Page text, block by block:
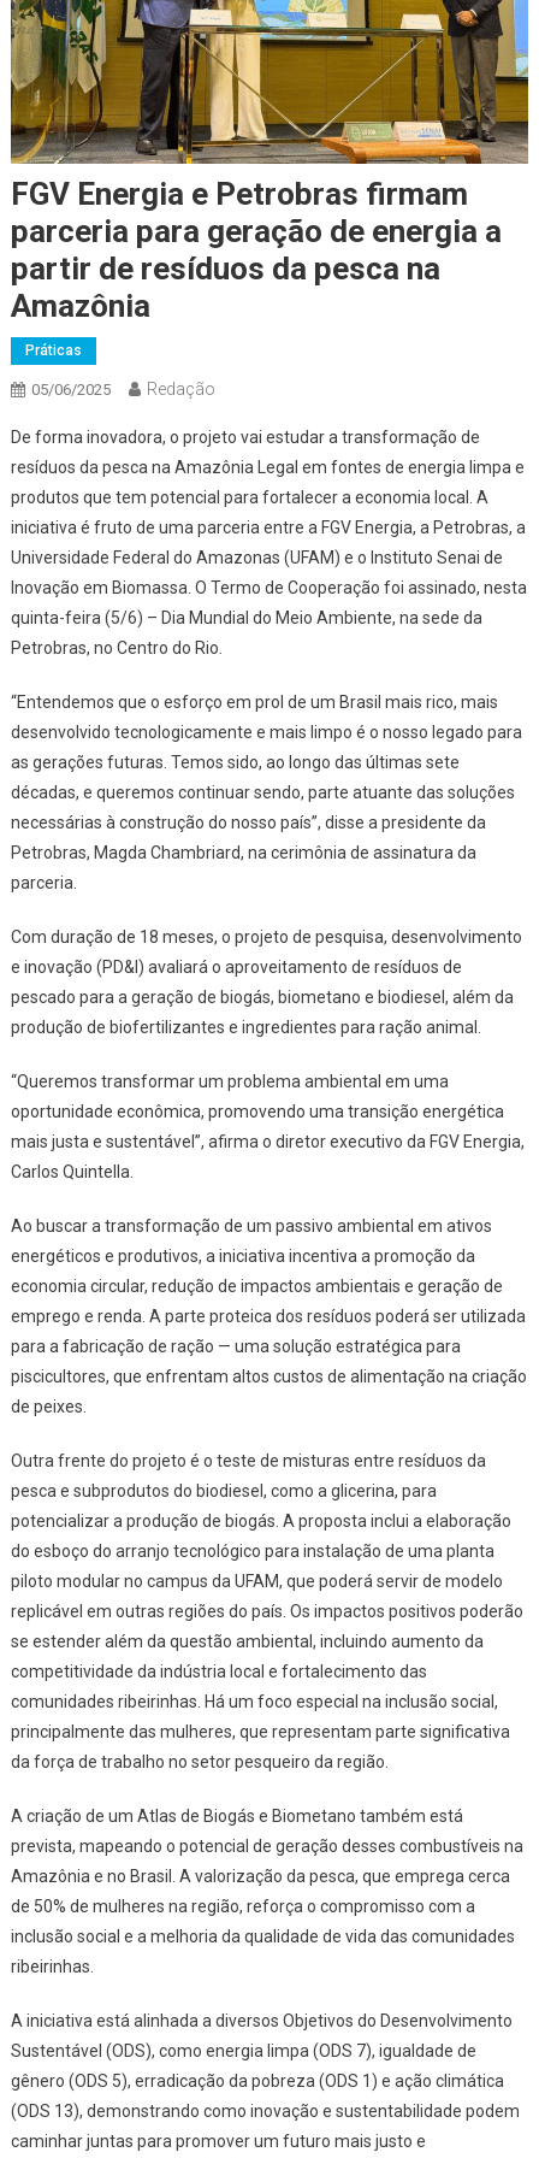
FGV Energia e Petrobras firmam
parceria para geração de energia a
partir de resíduos da pesca na
Amazônia
Práticas
05/06/2025 Redação
De forma inovadora, o projeto vai estudar a transformação de
resíduos da pesca na Amazônia Legal em fontes de energia limpa e
produtos que tem potencial para fortalecer a economia local. A
iniciativa é fruto de uma parceria entre a FGV Energia, a Petrobras, a
Universidade Federal do Amazonas (UFAM) e o Instituto Senai de
Inovação em Biomassa. O Termo de Cooperação foi assinado, nesta
quinta-feira (5/6) – Dia Mundial do Meio Ambiente, na sede da
Petrobras, no Centro do Rio.
“Entendemos que o esforço em prol de um Brasil mais rico, mais
desenvolvido tecnologicamente e mais limpo é o nosso legado para
as gerações futuras. Temos sido, ao longo das últimas sete
décadas, e queremos continuar sendo, parte atuante das soluções
necessárias à construção do nosso país”, disse a presidente da
Petrobras, Magda Chambriard, na cerimônia de assinatura da
parceria.
Com duração de 18 meses, o projeto de pesquisa, desenvolvimento
e inovação (PD&I) avaliará o aproveitamento de resíduos de
pescado para a geração de biogás, biometano e biodiesel, além da
produção de biofertilizantes e ingredientes para ração animal.
“Queremos transformar um problema ambiental em uma
oportunidade econômica, promovendo uma transição energética
mais justa e sustentável”, afirma o diretor executivo da FGV Energia,
Carlos Quintella.
Ao buscar a transformação de um passivo ambiental em ativos
energéticos e produtivos, a iniciativa incentiva a promoção da
economia circular, redução de impactos ambientais e geração de
emprego e renda. A parte proteica dos resíduos poderá ser utilizada
para a fabricação de ração — uma solução estratégica para
piscicultores, que enfrentam altos custos de alimentação na criação
de peixes.
Outra frente do projeto é o teste de misturas entre resíduos da
pesca e subprodutos do biodiesel, como a glicerina, para
potencializar a produção de biogás. A proposta inclui a elaboração
do esboço do arranjo tecnológico para instalação de uma planta
piloto modular no campus da UFAM, que poderá servir de modelo
replicável em outras regiões do país. Os impactos positivos poderão
se estender além da questão ambiental, incluindo aumento da
competitividade da indústria local e fortalecimento das
comunidades ribeirinhas. Há um foco especial na inclusão social,
principalmente das mulheres, que representam parte significativa
da força de trabalho no setor pesqueiro da região.
A criação de um Atlas de Biogás e Biometano também está
prevista, mapeando o potencial de geração desses combustíveis na
Amazônia e no Brasil. A valorização da pesca, que emprega cerca
de 50% de mulheres na região, reforça o compromisso com a
inclusão social e a melhoria da qualidade de vida das comunidades
ribeirinhas.
A iniciativa está alinhada a diversos Objetivos do Desenvolvimento
Sustentável (ODS), como energia limpa (ODS 7), igualdade de
gênero (ODS 5), erradicação da pobreza (ODS 1) e ação climática
(ODS 13), demonstrando como inovação e sustentabilidade podem
caminhar juntas para promover um futuro mais justo e